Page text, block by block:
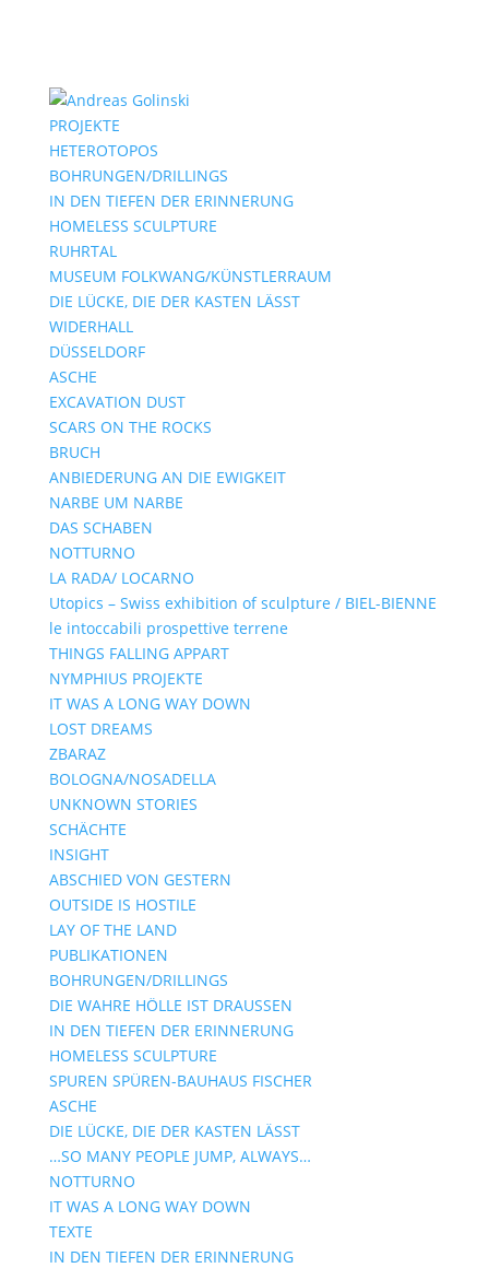
PROJEKTE
HETEROTOPOS
BOHRUNGEN/DRILLINGS
IN DEN TIEFEN DER ERINNERUNG
HOMELESS SCULPTURE
RUHRTAL
MUSEUM FOLKWANG/KÜNSTLERRAUM
DIE LÜCKE, DIE DER KASTEN LÄSST
WIDERHALL
DÜSSELDORF
ASCHE
EXCAVATION DUST
SCARS ON THE ROCKS
BRUCH
ANBIEDERUNG AN DIE EWIGKEIT
NARBE UM NARBE
DAS SCHABEN
NOTTURNO
LA RADA/ LOCARNO
Utopics – Swiss exhibition of sculpture / BIEL-BIENNE
le intoccabili prospettive terrene
THINGS FALLING APPART
NYMPHIUS PROJEKTE
IT WAS A LONG WAY DOWN
LOST DREAMS
ZBARAZ
BOLOGNA/NOSADELLA
UNKNOWN STORIES
SCHÄCHTE
INSIGHT
ABSCHIED VON GESTERN
OUTSIDE IS HOSTILE
LAY OF THE LAND
PUBLIKATIONEN
BOHRUNGEN/DRILLINGS
DIE WAHRE HÖLLE IST DRAUSSEN
IN DEN TIEFEN DER ERINNERUNG
HOMELESS SCULPTURE
SPUREN SPÜREN-BAUHAUS FISCHER
ASCHE
DIE LÜCKE, DIE DER KASTEN LÄSST
…SO MANY PEOPLE JUMP, ALWAYS…
NOTTURNO
IT WAS A LONG WAY DOWN
TEXTE
IN DEN TIEFEN DER ERINNERUNG